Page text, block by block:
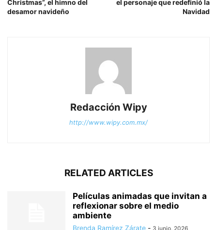
Christmas”, el himno del
desamor navideño
el personaje que redefinió la
Navidad
Redacción Wipy
http://www.wipy.com.mx/
RELATED ARTICLES
Películas animadas que invitan a
reflexionar sobre el medio
ambiente
Brenda Ramírez Zárate - 3 junio, 2026